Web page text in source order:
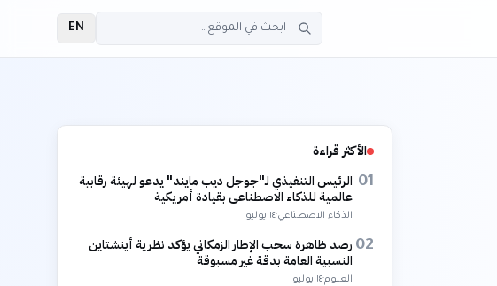
EN
الأكثر قراءة
01 الرئيس التنفيذي لـ"جوجل ديب مايند" يدعو لهيئة رقابية
عالمية للذكاء الاصطناعي بقيادة أمريكية
الذكاء الاصطناعي·١٤ يوليو
02 رصد ظاهرة سحب الإطار الزمكاني يؤكد نظرية أينشتاين
النسبية العامة بدقة غير مسبوقة
العلوم·١٤ يوليو